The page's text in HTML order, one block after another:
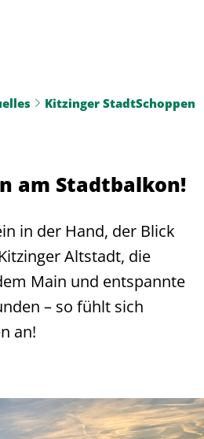
Kitzinger StadtSchoppen
am Stadtbalkon!
in der Hand, der Blick
Altstadt, die
Main und entspannte
– so fühlt sich
an!